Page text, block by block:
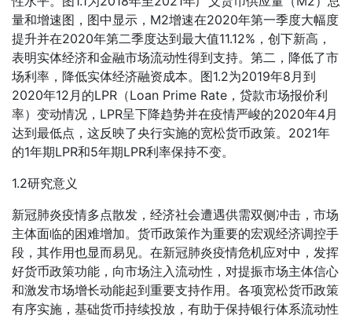
量和增速图，图中显示，M2增速在2020年第一季度大幅度
提升并在2020年第二季度达到最大值11.12%，创下新高，
表明实体经济和金融市场流动性得到支持。第二，降低了市
场利率，降低实体经济融资成本。图1.2为2019年8月到
2020年12月的LPR（Loan Prime Rate，贷款市场报价利
率）变动情况，LPR呈下降趋势并在疫情严峻的2020年4月
达到最低点，这反映了央行实施的宽松货币政策。2021年
的1年期LPR和5年期LPR利率保持不变。
1.2研究意义
新冠肺炎疫情多点散发，经济社会遭遇供需双侧冲击，市场
主体面临的困难增加。货币政策作为重要的宏观经济调控手
段，其作用也显而易见。在新冠肺炎疫情危机应对中，发挥
好货币政策功能，向市场注入流动性，对提振市场主体信心
和激发市场增长动能起到重要支持作用。各项宽松货币政策
有序实施，基础货币持续投放，有助于保持银行体系流动性